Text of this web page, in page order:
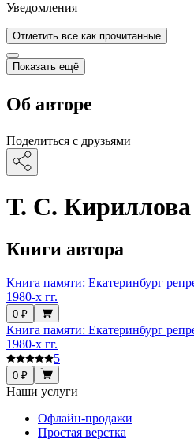
Уведомления
Отметить все как прочитанные
Показать ещё
Об авторе
Поделиться с друзьями
Т. С. Кириллова
Книги автора
Книга памяти: Екатеринбург
1980-х гг.
0 ₽
Книга памяти: Екатеринбург
1980-х гг.
5
0 ₽
Наши услуги
Офлайн-продажи
Простая верстка